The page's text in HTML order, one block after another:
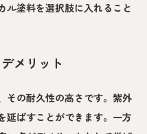
ル塗料を選択肢に入れること
メリット
その耐久性の高さです。紫外
延ばすことができます。一方